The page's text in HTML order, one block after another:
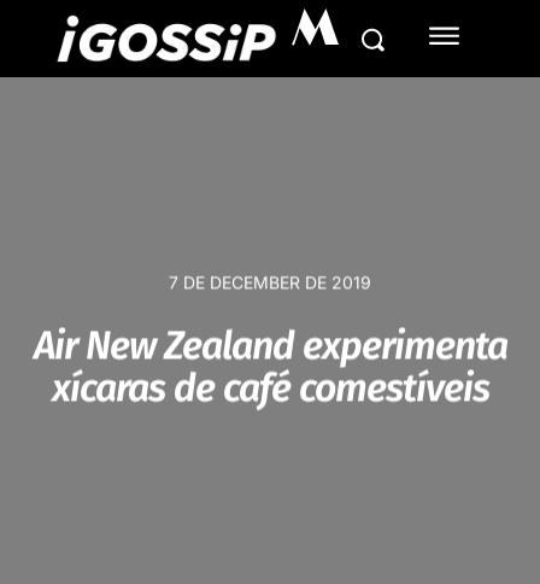
M
7 DE DECEMBER DE 2019
Air New Zealand experimenta
xícaras de café comestíveis